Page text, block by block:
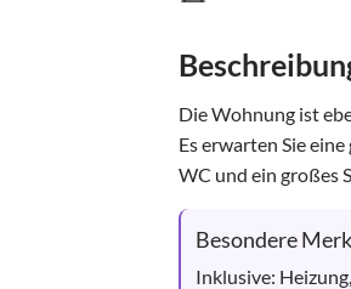
Die Wohnung ist
Es erwarten Sie
WC und ein großes
Besondere
Inklusive: